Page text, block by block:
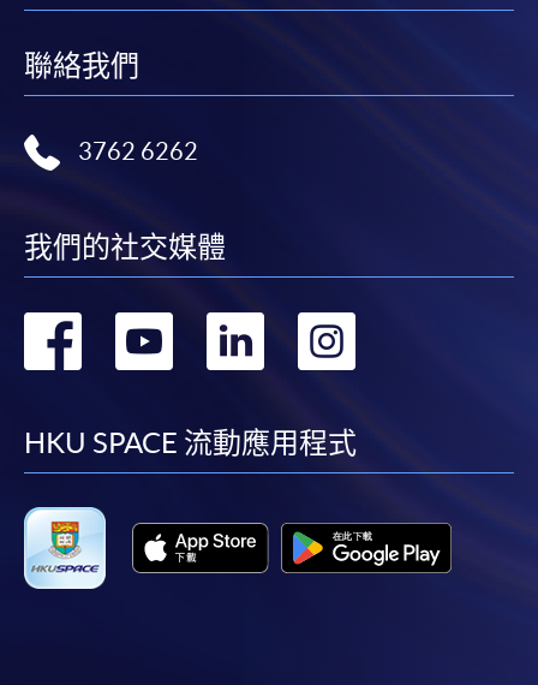
報讀優惠，請親臨學院的報名中心報名。
在網上報名過程中，由於提交課程申請和付款在系
統處理上為兩個不同的程序，成功付款並不保證成
快與 閣下聯絡。
在網上報名過程中，付款成功後，網頁將顯示付款
確認。另外，確認電子郵件亦會發送到 閣下的電
子郵件帳戶。請保留確定回條作日後查詢用途。
除特殊情況(例如課程因報名人數不足而被取消)及
取錄的證明。學院將在截止報名日期後儘快通知申
請者是否獲取錄。落選的申請人將獲退還已繳交的
學費。
聯絡我們
3762 6262
我們的社交媒體
轉
facebook
轉
youtube
轉
linkedin
HKU SPACE 流動應用程式